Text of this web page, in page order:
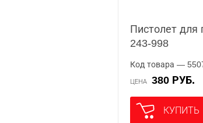
Пистолет для
243-998
Код товара —
ЦЕНА 380 РУБ.
КУПИТЬ